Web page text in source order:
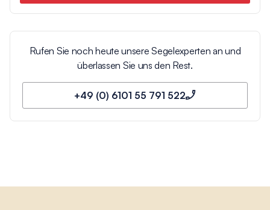
Rufen Sie noch heute unsere Segelexperten an und
überlassen Sie uns den Rest.
+49 (0) 6101 55 791 522